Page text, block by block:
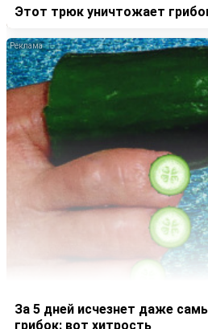
Этот трюк уничтожает
За 5 дней исчезнет даже
грибок: вот хитрость